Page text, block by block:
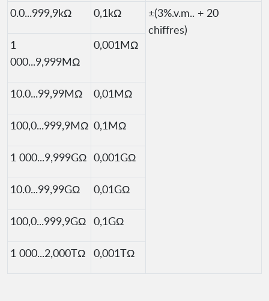
0.0...999,9kΩ 0,1kΩ
±(3%.v.m.. + 20
chiffres)
1
000...9,999MΩ
0,001MΩ
10.0...99,99MΩ 0,01MΩ
100,0...999,9MΩ 0,1MΩ
1 000...9,999GΩ 0,001GΩ
10.0...99,99GΩ 0,01GΩ
100,0...999,9GΩ 0,1GΩ
1 000...2,000TΩ 0,001TΩ